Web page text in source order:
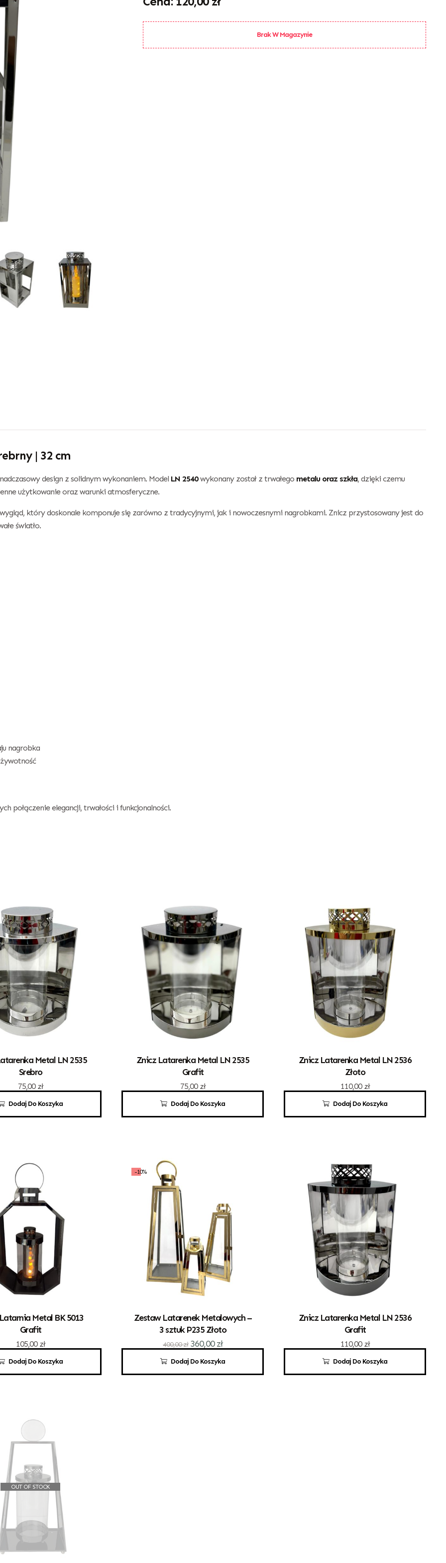
Brak W Magazynie
| 32 cm
design z solidnym wykonaniem. Model LN 2540wykonany został z trwałego metalu oraz szkła, dzięki czemu
użytkowanie oraz warunki atmosferyczne.
który doskonale komponuje się zarówno z tradycyjnymi, jak i nowoczesnymi nagrobkami. Znicz przystosowany jest do
światło.
nagrobka
połączenie elegancji, trwałości i funkcjonalności.
Dodaj Do Koszyka
Metal LN 2535
Srebro
75,00 zł
Dodaj Do Koszyka
Znicz Latarenka Metal LN 2535
Grafit
75,00 zł
Dodaj Do Koszyka
Znicz Latarenka Metal LN 2536
Złoto
110,00 zł
Dodaj Do Koszyka
Metal BK 5013
Grafit
105,00 zł
-10%
Dodaj Do Koszyka
Zestaw Latarenek Metalowych –
3 sztuk P235 Złoto
400,00zł 360,00zł
Dodaj Do Koszyka
Znicz Latarenka Metal LN 2536
Grafit
110,00 zł
OUT OF STOCK